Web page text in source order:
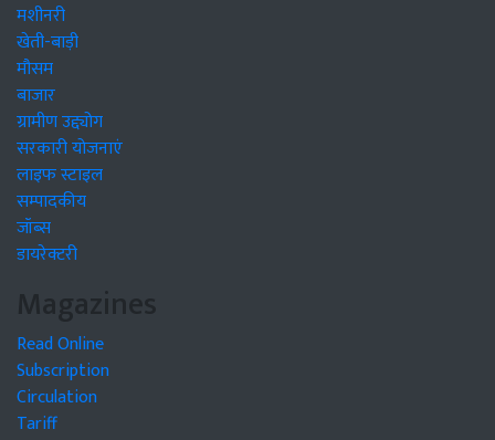
मशीनरी
खेती-बाड़ी
मौसम
बाजार
ग्रामीण उद्द्योग
सरकारी योजनाएं
लाइफ स्टाइल
सम्पादकीय
जॉब्स
डायरेक्टरी
Magazines
Read Online
Subscription
Circulation
Tariff